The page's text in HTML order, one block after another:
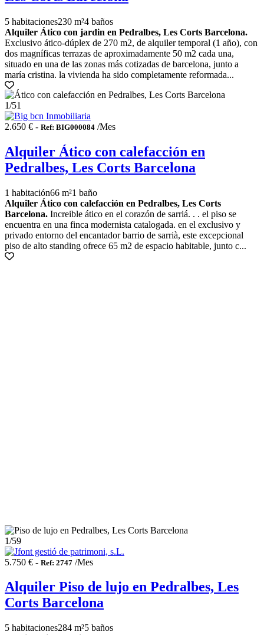
5 habitaciones230 m²4 baños
Alquiler Ático con jardin en Pedralbes, Les Corts Barcelona.
Exclusivo ático-dúplex de 270 m2, de alquiler temporal (1 año), con
dos magníficas terrazas de aproximadamente 50 m2 cada una,
situado en una de las zonas más cotizadas de barcelona, junto a
maría cristina. la vivienda ha sido completamente reformada...
1/51
2.650 € - Ref: BIG000084 /Mes
Alquiler Ático con calefacción en
Pedralbes, Les Corts Barcelona
1 habitación66 m²1 baño
Alquiler Ático con calefacción en Pedralbes, Les Corts
Barcelona. Increible ático en el corazón de sarriá. . . el piso se
encuentra en una finca modernista catalogada. en el exclusivo y
privado entorno del encantador barrio de sarrià, este excepcional
piso de alto standing ofrece 65 m2 de espacio habitable, junto c...
1/59
5.750 € - Ref: 2747 /Mes
Alquiler Piso de lujo en Pedralbes, Les
Corts Barcelona
5 habitaciones284 m²5 baños